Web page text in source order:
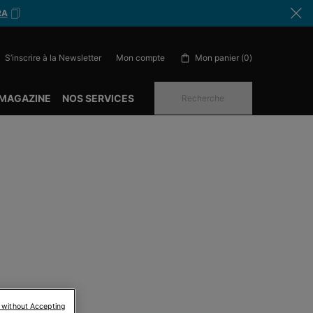
S’inscrire à la Newsletter Mon compte Mon panier 0
0 produit in cart
NOS SERVICES Recherche
without Accepting